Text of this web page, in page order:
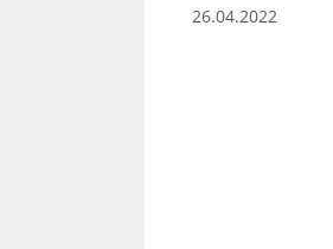
26.04.2022